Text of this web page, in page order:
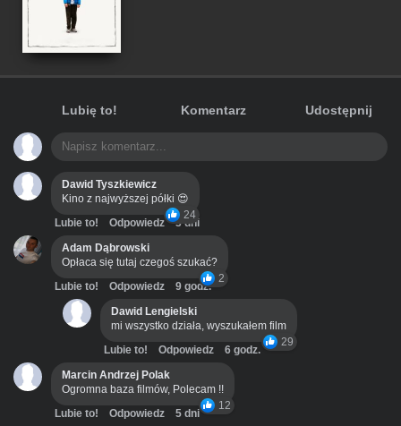
Lubię to! Komentarz Udostępnij
Dawid Tyszkiewicz
Kino z najwyższej półki 😍
24
Lubie to! Odpowiedz
3 dni
Adam Dąbrowski
Opłaca się tutaj czegoś szukać?
2
Lubie to! Odpowiedz
9 godz.
Dawid Lengielski
mi wszystko działa, wyszukałem film
29
Lubie to! Odpowiedz
6 godz.
Marcin Andrzej Polak
Ogromna baza filmów, Polecam !!
12
Lubie to! Odpowiedz
5 dni